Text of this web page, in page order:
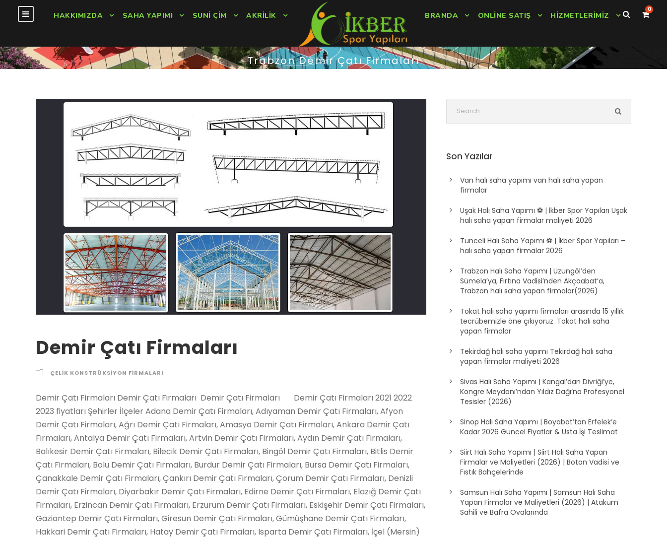
HAKKIMIZDA SAHA YAPIMI SUNI ÇIM AKRILIK BRANDA ONLINE SATIŞ HIZMETLERIMIZ
0
Trabzon Demir Çatı Firmaları
Demir Çatı Firmaları
ÇELIK KONSTRÜKSIYON FIRMALARI
Demir Çatı Firmaları Demir Çatı Firmaları Demir Çatı Firmaları Demir Çatı Firmaları 2021 2022 2023 fiyatları Şehirler İlçeler Adana Demir Çatı Firmaları, Adıyaman Demir Çatı Firmaları, Afyon Demir Çatı Firmaları, Ağrı Demir Çatı Firmaları, Amasya Demir Çatı Firmaları, Ankara Demir Çatı Firmaları, Antalya Demir Çatı Firmaları, Artvin Demir Çatı Firmaları, Aydın Demir Çatı Firmaları, Balıkesir Demir Çatı Firmaları, Bilecik Demir Çatı Firmaları, Bingöl Demir Çatı Firmaları, Bitlis Demir Çatı Firmaları, Bolu Demir Çatı Firmaları, Burdur Demir Çatı Firmaları, Bursa Demir Çatı Firmaları, Çanakkale Demir Çatı Firmaları, Çankırı Demir Çatı Firmaları, Çorum Demir Çatı Firmaları, Denizli Demir Çatı Firmaları, Diyarbakır Demir Çatı Firmaları, Edirne Demir Çatı Firmaları, Elazığ Demir Çatı Firmaları, Erzincan Demir Çatı Firmaları, Erzurum Demir Çatı Firmaları, Eskişehir Demir Çatı Firmaları, Gaziantep Demir Çatı Firmaları, Giresun Demir Çatı Firmaları, Gümüşhane Demir Çatı Firmaları, Hakkari Demir Çatı Firmaları, Hatay Demir Çatı Firmaları, Isparta Demir Çatı Firmaları, İçel (Mersin) Demir Çatı Firmaları, İstanbul Demir Çatı Firmaları, İzmir Demir Çatı Firmaları, Kars Demir Çatı Firmaları, Kastamonu Demir Çatı Firmaları, Kayseri Demir Çatı Firmaları, Kırklareli Demir Çatı Firmaları, Kırşehir Demir Çatı Firmaları, Kocaeli Demir Çatı Firmaları, Konya Demir Çatı Firmaları, Kütahya Demir Çatı Firmaları, Malatya Demir Çatı Firmaları, Manisa Demir Çatı Firmaları, K.maraş Demir Çatı Firmaları, Mardin Demir Çatı Firmaları, Muğla Demir Çatı Firmaları, Muş Demir Çatı Firmaları, Nevşehir Demir Çatı Firmaları, Niğde Demir Çatı Firmaları, Ordu Demir Çatı Firmaları, Rize Demir Çatı Firmaları, Sakarya Demir Çatı Firmaları, Samsun Demir Çatı Firmaları, Siirt Demir Çatı Firmaları, Sinop Demir Çatı Firmaları, Sivas Demir Çatı Firmaları, Tekirdağ Demir Çatı Firmaları, Tokat Demir Çatı Firmaları, Trabzon Demir Çatı Firmaları, Tunceli Demir Çatı Firmaları, Şanlıurfa Demir Çatı Firmaları, Uşak Demir Çatı Firmaları, Van Demir Çatı Firmaları, Yozgat Demir Çatı Firmaları, Zonguldak Demir Çatı Firmaları, Aksaray Demir Çatı Firmaları, Bayburt Demir Çatı Firmaları, Karaman Demir Çatı Firmaları, Kırıkkale Demir Çatı Firmaları, Batman Demir Çatı Firmaları, Şırnak Demir Çatı Firmaları, Bartın Demir Çatı Firmaları, Ardahan Demir Çatı Firmaları, Iğdır Demir Çatı Firmaları, Yalova Demir Çatı Firmaları, Karabük Demir Çatı Firmaları, Kilis Demir Çatı Firmaları, Osmaniye Demir Çatı Firmaları, Düzce Demir Çatı Firmaları, İbradı Demir Çatı Firmaları, Kaş Demir Çatı Firmaları, Kemer / Antalya Demir Çatı Firmaları, Kepez Demir Çatı Firmaları, Konyaaltı Demir Çatı Firmaları, Korkuteli Demir Çatı Firmaları, Gündoğmuş Demir Çatı Firmaları, Alpu Demir Çatı Firmaları, Beylikova Demir Çatı Firmaları, Çifteler Demir Çatı Firmaları, Günyüzü Demir Çatı Firmaları, Han Demir Çatı Firmaları, İnönü Demir Çatı Firmaları, Mahmudiye Demir Çatı Firmaları, Mihalgazi Demir Çatı Firmaları, Mihalıççık Demir Çatı Firmaları, Odunpazarı Demir Çatı Firmaları, Sarıcakaya Demir Çatı Firmaları, Seyitgazi Demir Çatı Firmaları, Sivrihisar Demir Çatı Firmaları, Tepebaşı Demir Çatı Firmaları, Araban Demir Çatı Firmaları, İslahiye Demir Çatı Firmaları, Karkamış Demir Çatı Firmaları, Nizip Demir Çatı Firmaları, Nurdağı Demir Çatı Firmaları, Oğuzeli Demir Çatı Firmaları, Şahinbey Demir Çatı Firmaları, Şehitkamil Demir Çatı Firmaları, Yavuzeli Demir Çatı Firmaları, Alucra Demir Çatı Firmaları, Bulancak Demir Çatı Firmaları, Çamoluk Demir Çatı Firmaları, Çanakçı Demir Çatı Firmaları, Dereli Demir Çatı Firmaları, Doğankent Demir Çatı Firmaları, Espiye Demir Çatı Firmaları, Eynesil Demir Çatı Firmaları, Giresun Merkez Demir Çatı Firmaları, Görele Demir Çatı Firmaları, Güce Demir Çatı Firmaları, Keşap Demir Çatı Firmaları, Piraziz Demir Çatı Firmaları, Şebinkarahisar Demir Çatı Firmaları, Tirebolu Demir Çatı Firmaları, Yağlıdere Demir Çatı Firmaları, Gümüşhane Merkez Demir Çatı Firmaları, Kelkit Demir Çatı Firmaları, Köse Demir Çatı Firmaları, Kürtün Demir Çatı Firmaları, Şiran Demir Çatı Firmaları, Torul Demir Çatı Firmaları, Çukurca Demir Çatı Firmaları, Hakkari Merkez Demir Çatı Firmaları, Şemdinli Demir Çatı Firmaları, Yüksekova Demir Çatı Firmaları, Altınözü Demir Çatı Firmaları, Belen Demir Çatı Firmaları, Dörtyol Demir Çatı Firmaları, Erzin Demir Çatı Firmaları, Hassa Demir Çatı Firmaları, Hatay Merkez Demir Çatı Firmaları, İskenderun Demir Çatı Firmaları, Kırıkhan Demir Çatı Firmaları, Kumlu Demir Çatı Firmaları, Reyhanlı Demir Çatı Firmaları, Samandağ Demir Çatı Firmaları, Yayladağı Demir Çatı Firmaları, Aksu / Isparta Demir Çatı Firmaları, Atabey Demir Çatı Firmaları, Eğirdir Demir Çatı Firmaları, Gelendost Demir Çatı Firmaları, Gönen / Isparta Demir Çatı Firmaları, Isparta Merkez Demir Çatı Firmaları, Keçiborlu Demir Çatı Firmaları, Senirkent Demir Çatı Firmaları, Sütçüler Demir Çatı Firmaları, Şarkikaraağaç Demir Çatı Firmaları, Uluborlu Demir Çatı Firmaları, Yalvaç Demir Çatı Firmaları, Yenişarbademli Demir Çatı Firmaları, Akdeniz Demir Çatı Firmaları, Anamur Demir Çatı Firmaları, Aydıncık / Mersin Demir Çatı Firmaları, Bafra Demir Çatı Firmaları, Canik Demir Çatı Firmaları, Çarşamba Demir Çatı Firmaları, Havza Demir Çatı Firmaları, İlkadım Demir Çatı Firmaları, Kavak Demir Çatı Firmaları, Ladik Demir Çatı Firmaları, Ondokuzmayıs Demir Çatı Firmaları, Salıpazarı Demir Çatı Firmaları, Tekkeköy Demir Çatı Firmaları, Terme Demir Çatı Firmaları, Vezirköprü Demir Çatı Firmaları, Yakakent Demir Çatı Firmaları, Aydınlar Demir Çatı Firmaları, Baykan Demir Çatı Firmaları, Eruh Demir Çatı Firmaları, Kurtalan Demir Çatı Firmaları, Pervari Demir Çatı Firmaları, Siirt Merkez Demir Çatı Firmaları, Şirvan Demir Çatı Firmaları, Ayancık Demir Çatı Firmaları, Boyabat Demir Çatı Firmaları, Dikmen Demir Çatı Firmaları, Durağan Demir Çatı Firmaları, Erfelek Demir Çatı Firmaları, Gerze Demir Çatı Firmaları, Saraydüzü Demir Çatı Firmaları, Sinop Merkez Demir Çatı Firmaları, Türkeli Demir Çatı Firmaları, Akıncılar Demir Çatı Firmaları, Altınyayla / Sivas Demir Çatı Firmaları, Divriği Demir Çatı Firmaları, Doğanşar Demir Çatı Firmaları, Gemerek Demir Çatı Firmaları, Gölova Demir Çatı Firmaları, Gürün Demir Çatı Firmaları, Hafik Demir Çatı Firmaları, İmranlı Demir Çatı Firmaları, Kangal Demir Çatı Firmaları, Koyulhisar Demir Çatı Firmaları, Sivas Merkez Demir Çatı Firmaları, Suşehri Demir Çatı Firmaları, Şarkışla Demir Çatı Firmaları, Ulaş Demir Çatı Firmaları, Yıldızeli Demir Çatı Firmaları, Zara Demir Çatı Firmaları, Çerkezköy Demir Çatı Firmaları, Çorlu Demir Çatı Firmaları, Hayrabolu Demir Çatı Firmaları, Malkara Demir Çatı Firmaları, Marmaraereğlisi Demir Çatı Firmaları, Muratlı Demir Çatı Firmaları, Saray / Tekirdağ Demir Çatı Firmaları, Şarköy Demir Çatı Firmaları, Tekirdağ Merkez Demir Çatı Firmaları, Almus Demir Çatı Firmaları, Artova Demir Çatı Firmaları, Başçiftlik Demir Çatı Firmaları,Erbaa Demir Çatı Firmaları, Niksar Demir Çatı Firmaları, Pazar / Tokat Demir Çatı Firmaları, Reşadiye Demir Çatı Firmaları, Sulusaray Demir Çatı Firmaları, Tokat Merkez Demir Çatı Firmaları, Turhal Demir Çatı Firmaları, Siyahyurt / Tokat Demir Çatı Firmaları, Zile Demir Çatı Firmaları, Akçaabat Demir Çatı Firmaları, Araklı Demir Çatı Firmaları, Arsin Demir Çatı Firmaları, Beşikdüzü Demir Çatı Firmaları, Çarşıbaşı Demir Çatı Firmaları, Çaykara Demir Çatı Firmaları, Dernekpazarı Demir Çatı Firmaları, Düzköy Demir Çatı Firmaları, Hayrat Demir Çatı Firmaları, Köprübaşı / Trabzon Demir Çatı Firmaları, Maçka Demir Çatı Firmaları, Of Demir Çatı Firmaları, Sürmene Demir Çatı Firmaları, Şalpazarı Demir Çatı Firmaları, Tonya Demir Çatı Firmaları, Trabzon Merkez Demir Çatı Firmaları, Vakfıkebir Demir Çatı Firmaları, Yomra Demir Çatı Firmaları, Çemişgezek Demir Çatı Firmaları, Hozat Demir Çatı Firmaları, Mazgirt Demir Çatı Firmaları, Nazımiye Demir Çatı Firmaları, Ovacık / Tunceli Demir Çatı Firmaları, Pertek Demir Çatı Firmaları, Pülümür Demir Çatı Firmaları, Tunceli Merkez Demir Çatı Firmaları, Akçakale Demir Çatı Firmaları, Birecik Demir Çatı Firmaları, Bozova Demir Çatı Firmaları, Ceylanpınar Demir Çatı Firmaları, Halfeti Demir Çatı Firmaları, Harran Demir Çatı Firmaları, Hilvan Demir Çatı Firmaları, Siverek Demir Çatı Firmaları, Suruç Demir Çatı Firmaları, Şanlıurfa Merkez Demir Çatı Firmaları, Viranşehir Demir Çatı Firmaları, Banaz Demir Çatı Firmaları, Eşme Demir Çatı Firmaları, Karahallı Demir Çatı Firmaları, Sivaslı Demir Çatı Firmaları, Ulubey / Uşak Demir Çatı Firmaları, Uşak Merkez Demir Çatı Firmaları, Bahçesaray Demir Çatı Firmaları, Başkale Demir Çatı Firmaları, Çaldıran Demir Çatı Firmaları, Çatak Demir Çatı Firmaları, Edremit / Van Demir Çatı Firmaları, Erciş Demir Çatı Firmaları, Gevaş Demir Çatı Firmaları, Gürpınar Demir Çatı Firmaları, Muradiye Demir Çatı Firmaları, Özalp Demir Çatı Firmaları, Saray / Van Demir Çatı Firmaları, Van Merkez Demir Çatı Firmaları, Akdağmadeni Demir Çatı Firmaları, Aydıncık / Yozgat Demir Çatı Firmaları, Boğazlıyan Demir Çatı Firmaları, Çandır Demir Çatı Firmaları, Çayıralan Demir Çatı Firmaları, Çekerek Demir Çatı Firmaları, Kadışehri Demir Çatı Firmaları, Saraykent Demir Çatı Firmaları, Sarıkaya Demir Çatı Firmaları, Sorgun Demir Çatı Firmaları, Şefaatli Demir Çatı Firmaları, Yenifakılı Demir Çatı Firmaları, Yerköy Demir Çatı Firmaları, Yozgat Merkez Demir Çatı Firmaları, Alaplı Demir Çatı Firmaları, Çaycuma Demir Çatı Firmaları, Devrek Demir Çatı Firmaları, Ereğli / Zonguldak Demir Çatı Firmaları, Gökçebey Demir Çatı Firmaları, Zonguldak Merkez Demir Çatı Firmaları, Ağaçören Demir Çatı Firmaları, Aksaray Merkez Demir Çatı Firmaları, Eskil Demir Çatı Firmaları, Gülağaç Demir Çatı Firmaları, Güzelyurt Demir Çatı Firmaları, Ortaköy Demir Çatı Firmaları, Sarıyahşi Demir Çatı Firmaları, Aydıntepe Demir Çatı Firmaları, Bayburt Merkez Demir Çatı Firmaları, Demirözü Demir Çatı Firmaları, Ayrancı Demir Çatı Firmaları, Başyayla Demir Çatı Firmaları, Ermenek Demir Çatı Firmaları, Karama
Son Yazılar
Van halı saha yapımı van halı saha yapan
firmalar
Uşak Halı Saha Yapımı ⚽ | İkber Spor Yapıları Uşak
halı saha yapan firmalar maliyeti 2026
Tunceli Halı Saha Yapımı ⚽ | İkber Spor Yapıları –
halı saha yapan firmalar 2026
Trabzon Halı Saha Yapımı | Uzungöl’den
Sümela’ya, Fırtına Vadisi’nden Akçaabat’a,
Trabzon halı saha yapan firmalar(2026)
Tokat halı saha yapımı firmaları arasında 15 yıllık
tecrübemizle öne çıkıyoruz. Tokat halı saha
yapan firmalar
Tekirdağ halı saha yapımı Tekirdağ halı saha
yapan firmalar maliyeti 2026
Sivas Halı Saha Yapımı | Kangal’dan Divriği’ye,
Kongre Meydanı’ndan Yıldız Dağı’na Profesyonel
Tesisler (2026)
Sinop Halı Saha Yapımı | Boyabat’tan Erfelek’e
Kadar 2026 Güncel Fiyatlar & Usta İşi Teslimat
Siirt Halı Saha Yapımı | Siirt Halı Saha Yapan
Firmalar ve Maliyetleri (2026) | Botan Vadisi ve
Fıstık Bahçelerinde
Samsun Halı Saha Yapımı | Samsun Halı Saha
Yapan Firmalar ve Maliyetleri (2026) | Atakum
Sahili ve Bafra Ovalarında